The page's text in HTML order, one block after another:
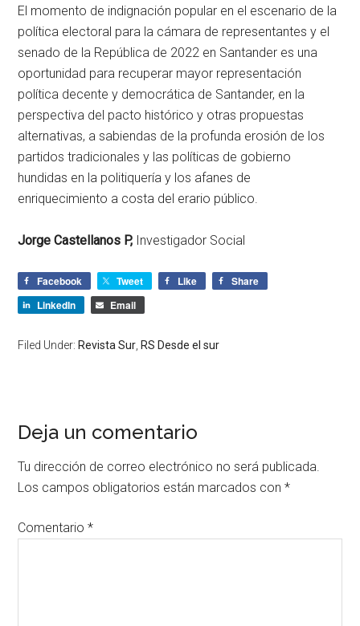
El momento de indignación popular en el escenario de la
política electoral para la cámara de representantes y el
senado de la República de 2022 en Santander es una
oportunidad para recuperar mayor representación
política decente y democrática de Santander, en la
perspectiva del pacto histórico y otras propuestas
alternativas, a sabiendas de la profunda erosión de los
partidos tradicionales y las políticas de gobierno
hundidas en la politiquería y los afanes de
enriquecimiento a costa del erario público.
Jorge Castellanos P, Investigador Social
Facebook Tweet Like
Share
LinkedIn
Email
Filed Under: Revista Sur RS Desde el sur
Deja un comentario
Tu dirección de correo electrónico no será publicada.
Los campos obligatorios están marcados con*
Comentario*